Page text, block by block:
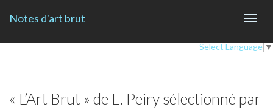
Notes d'art brut
Select Language ▼
« L’Art Brut » de L. Peiry sélectionné par